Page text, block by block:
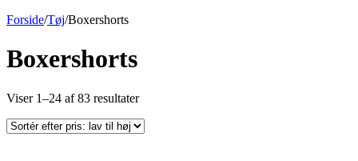
Forside/Tøj/Boxershorts
Boxershorts
Viser 1–24 af 83 resultaterSorteret
pris: